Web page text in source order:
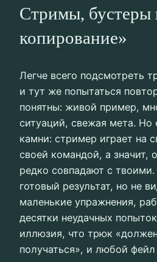
Стримы, бустеры
копирование»
Легче всего подсмотреть
и тут же попытаться
понятны: живой пример,
ситуаций, свежая мета. Но
камни: стример играет на
своей командой, а значит,
редко совпадают с
готовый результат, но не
маленькие упражнения,
десятки неудачных
иллюзия, что трюк
получаться», и любой